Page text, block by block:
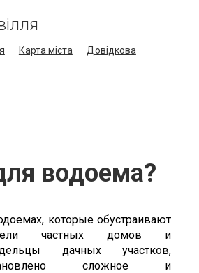
Карта міста Довідкова
водоема?
которые обустраивают
частных домов и
дачных участков,
сложное и